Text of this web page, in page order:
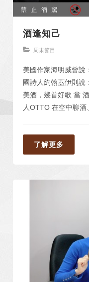
酒逢知己
周末節目
美國作家海明威曾說
國詩人約翰蓋伊則說
美酒，幾首好歌 當
人OTTO 在空中聊酒
了解更多